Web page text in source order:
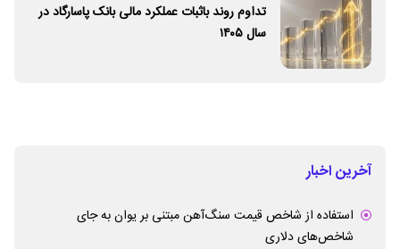
تداوم روند باثبات عملکرد مالی بانک پاسارگاد در
سال ۱۴۰۵
آخرین اخبار
استفاده از شاخص قیمت سنگ‌آهن مبتنی بر یوان به جای
شاخص‌های دلاری